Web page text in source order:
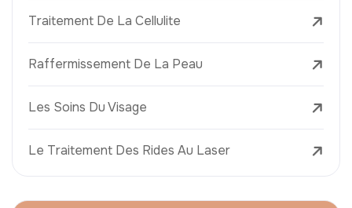
Traitement De La Cellulite
Raffermissement De La Peau
Les Soins Du Visage
Le Traitement Des Rides Au Laser